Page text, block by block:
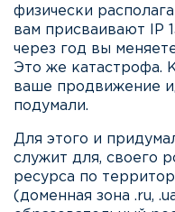
физически
вам присваивают IP
через год вы
Это же катастрофа.
ваше продвижение
подумали.
Для этого и
служит для, своего
ресурса по
(доменная зона .ru,